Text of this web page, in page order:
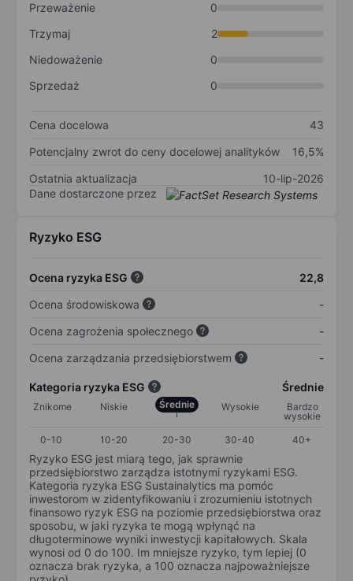
Przeważenie
0
Trzymaj
2
Niedoważenie
0
Sprzedaż
0
Cena docelowa
43
Potencjalny zwrot do ceny docelowej analityków
16,5%
Ostatnia aktualizacja
10-lip-2026
Dane dostarczone przez
Ryzyko ESG
Ocena ryzyka ESG
22,8
Ocena środowiskowa
-
Ocena zagrożenia społecznego
-
Ocena zarządzania przedsiębiorstwem
-
Kategoria ryzyka ESG Średnie
Znikome Niskie Średnie Wysokie
Bardzo
wysokie
0-10
10-20 20-30 30-40 40+
Ryzyko ESG jest miarą tego, jak sprawnie
przedsiębiorstwo zarządza istotnymi ryzykami ESG.
Kategoria ryzyka ESG Sustainalytics ma pomóc
inwestorom w zidentyfikowaniu i zrozumieniu istotnych
finansowo ryzyk ESG na poziomie przedsiębiorstwa oraz
sposobu, w jaki ryzyka te mogą wpłynąć na
długoterminowe wyniki inwestycji kapitałowych. Skala
wynosi od 0 do 100. Im mniejsze ryzyko, tym lepiej (0
oznacza brak ryzyka, a 100 oznacza najpoważniejsze